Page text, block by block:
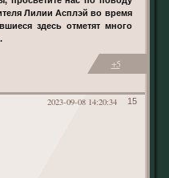
Лилии Асплэй во время
здесь отметят много
+5
15
2023-09-08 14:20:34